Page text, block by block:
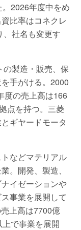
2026年度中をめ
比率はコネクレ
、社名も変更す
製造・販売、保
手がける。2000
度の売上高は166
点を持つ。三菱
ギヤードモータ
などマテリアル
。開発、製造、
イゼーションや
事業を展開して
上高は7700億
で事業を展開